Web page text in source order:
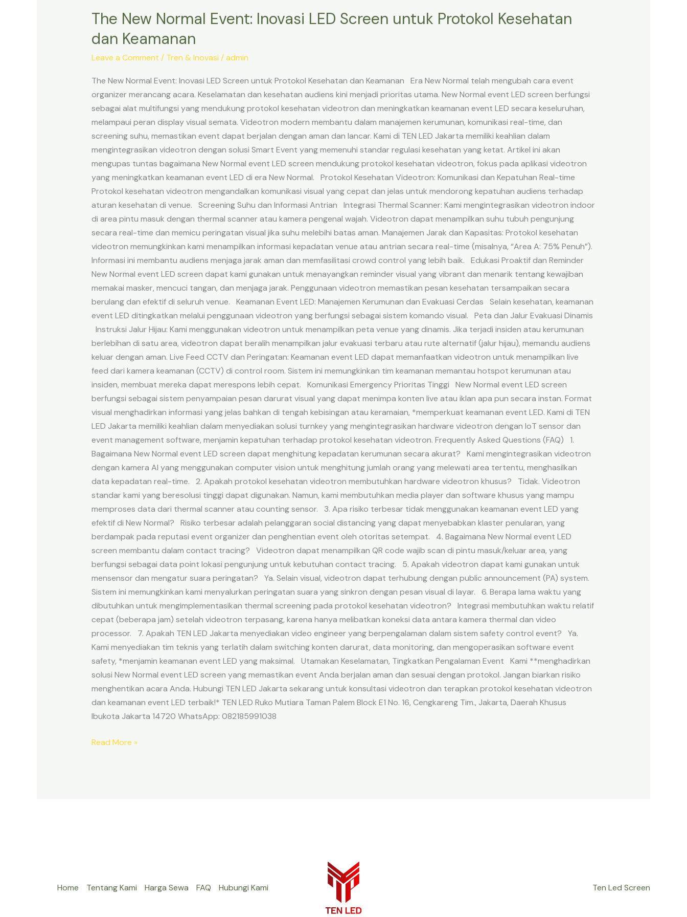
The New Normal Event: Inovasi LED Screen untuk Protokol Kesehatan
dan Keamanan
Leave a Comment / Tren & Inovasi /admin
The New Normal Event: Inovasi LED Screen untuk Protokol Kesehatan dan Keamanan Era New Normal telah mengubah cara event
organizer merancang acara. Keselamatan dan kesehatan audiens kini menjadi prioritas utama. New Normal event LED screen berfungsi
sebagai alat multifungsi yang mendukung protokol kesehatan videotron dan meningkatkan keamanan event LED secara keseluruhan,
melampaui peran display visual semata. Videotron modern membantu dalam manajemen kerumunan, komunikasi real-time, dan
screening suhu, memastikan event dapat berjalan dengan aman dan lancar. Kami di TEN LED Jakarta memiliki keahlian dalam
mengintegrasikan videotron dengan solusi Smart Event yang memenuhi standar regulasi kesehatan yang ketat. Artikel ini akan
mengupas tuntas bagaimana New Normal event LED screen mendukung protokol kesehatan videotron, fokus pada aplikasi videotron
yang meningkatkan keamanan event LED di era New Normal. Protokol Kesehatan Videotron: Komunikasi dan Kepatuhan Real-time
Protokol kesehatan videotron mengandalkan komunikasi visual yang cepat dan jelas untuk mendorong kepatuhan audiens terhadap
aturan kesehatan di venue. Screening Suhu dan Informasi Antrian Integrasi Thermal Scanner: Kami mengintegrasikan videotron indoor
di area pintu masuk dengan thermal scanner atau kamera pengenal wajah. Videotron dapat menampilkan suhu tubuh pengunjung
secara real-time dan memicu peringatan visual jika suhu melebihi batas aman. Manajemen Jarak dan Kapasitas: Protokol kesehatan
videotron memungkinkan kami menampilkan informasi kepadatan venue atau antrian secara real-time (misalnya, “Area A: 75% Penuh”).
Informasi ini membantu audiens menjaga jarak aman dan memfasilitasi crowd control yang lebih baik. Edukasi Proaktif dan Reminder
New Normal event LED screen dapat kami gunakan untuk menayangkan reminder visual yang vibrant dan menarik tentang kewajiban
memakai masker, mencuci tangan, dan menjaga jarak. Penggunaan videotron memastikan pesan kesehatan tersampaikan secara
berulang dan efektif di seluruh venue. Keamanan Event LED: Manajemen Kerumunan dan Evakuasi Cerdas Selain kesehatan, keamanan
event LED ditingkatkan melalui penggunaan videotron yang berfungsi sebagai sistem komando visual. Peta dan Jalur Evakuasi Dinamis
Instruksi Jalur Hijau: Kami menggunakan videotron untuk menampilkan peta venue yang dinamis. Jika terjadi insiden atau kerumunan
berlebihan di satu area, videotron dapat beralih menampilkan jalur evakuasi terbaru atau rute alternatif (jalur hijau), memandu audiens
keluar dengan aman. Live Feed CCTV dan Peringatan: Keamanan event LED dapat memanfaatkan videotron untuk menampilkan live
feed dari kamera keamanan (CCTV) di control room. Sistem ini memungkinkan tim keamanan memantau hotspot kerumunan atau
insiden, membuat mereka dapat merespons lebih cepat. Komunikasi Emergency Prioritas Tinggi New Normal event LED screen
berfungsi sebagai sistem penyampaian pesan darurat visual yang dapat menimpa konten live atau iklan apa pun secara instan. Format
visual menghadirkan informasi yang jelas bahkan di tengah kebisingan atau keramaian, *memperkuat keamanan event LED. Kami di TEN
LED Jakarta memiliki keahlian dalam menyediakan solusi turnkey yang mengintegrasikan hardware videotron dengan IoT sensor dan
event management software, menjamin kepatuhan terhadap protokol kesehatan videotron. Frequently Asked Questions (FAQ) 1.
Bagaimana New Normal event LED screen dapat menghitung kepadatan kerumunan secara akurat? Kami mengintegrasikan videotron
dengan kamera AI yang menggunakan computer vision untuk menghitung jumlah orang yang melewati area tertentu, menghasilkan
data kepadatan real-time. 2. Apakah protokol kesehatan videotron membutuhkan hardware videotron khusus? Tidak. Videotron
standar kami yang beresolusi tinggi dapat digunakan. Namun, kami membutuhkan media player dan software khusus yang mampu
memproses data dari thermal scanner atau counting sensor. 3. Apa risiko terbesar tidak menggunakan keamanan event LED yang
efektif di New Normal? Risiko terbesar adalah pelanggaran social distancing yang dapat menyebabkan klaster penularan, yang
berdampak pada reputasi event organizer dan penghentian event oleh otoritas setempat. 4. Bagaimana New Normal event LED
screen membantu dalam contact tracing? Videotron dapat menampilkan QR code wajib scan di pintu masuk/keluar area, yang
berfungsi sebagai data point lokasi pengunjung untuk kebutuhan contact tracing. 5. Apakah videotron dapat kami gunakan untuk
mensensor dan mengatur suara peringatan? Ya. Selain visual, videotron dapat terhubung dengan public announcement (PA) system.
Sistem ini memungkinkan kami menyalurkan peringatan suara yang sinkron dengan pesan visual di layar. 6. Berapa lama waktu yang
dibutuhkan untuk mengimplementasikan thermal screening pada protokol kesehatan videotron? Integrasi membutuhkan waktu relatif
cepat (beberapa jam) setelah videotron terpasang, karena hanya melibatkan koneksi data antara kamera thermal dan video
processor. 7. Apakah TEN LED Jakarta menyediakan video engineer yang berpengalaman dalam sistem safety control event? Ya.
Kami menyediakan tim teknis yang terlatih dalam switching konten darurat, data monitoring, dan mengoperasikan software event
safety, *menjamin keamanan event LED yang maksimal. Utamakan Keselamatan, Tingkatkan Pengalaman Event Kami **menghadirkan
solusi New Normal event LED screen yang memastikan event Anda berjalan aman dan sesuai dengan protokol. Jangan biarkan risiko
menghentikan acara Anda. Hubungi TEN LED Jakarta sekarang untuk konsultasi videotron dan terapkan protokol kesehatan videotron
dan keamanan event LED terbaik!* TEN LED Ruko Mutiara Taman Palem Block E1 No. 16, Cengkareng Tim., Jakarta, Daerah Khusus
Ibukota Jakarta 14720 WhatsApp: 082185991038
The
Normal
Event:
LED
Screen
untuk
Protokol
Kesehatan
dan
Keamanan
Read More »
Home Tentang Kami Harga Sewa FAQ Hubungi Kami Ten Led Screen